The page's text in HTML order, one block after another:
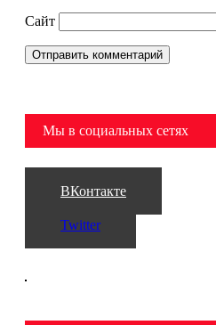
Сайт
Мы в социальных сетях
ВКонтакте
Twitter